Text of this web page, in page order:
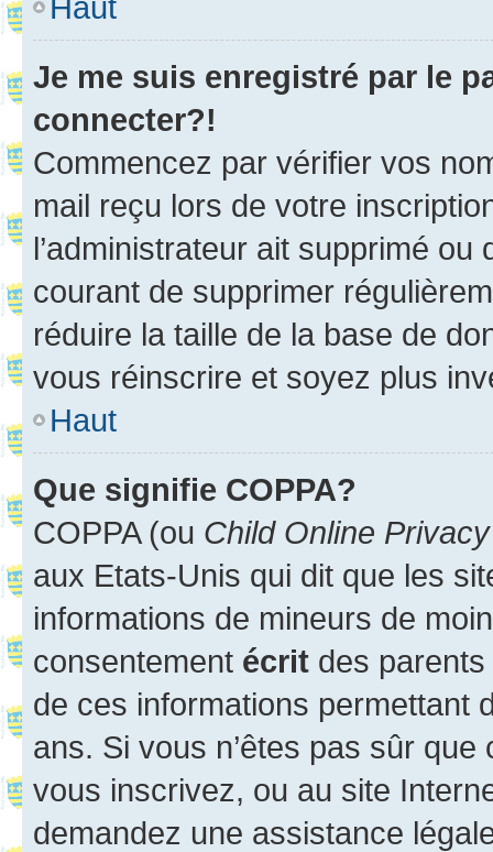
Je me suis enregistré par le
connecter?!
Commencez par vérifier vos
mail reçu lors de votre
l’administrateur ait supprimé
courant de supprimer
réduire la taille de la base de
vous réinscrire et soyez plus
Haut
Que signifie COPPA?
COPPA (ou Child Online
aux Etats-Unis qui dit que les
informations de mineurs de
consentement écrit des parents
de ces informations permettant
ans. Si vous n’êtes pas sûr
vous inscrivez, ou au site
demandez une assistance